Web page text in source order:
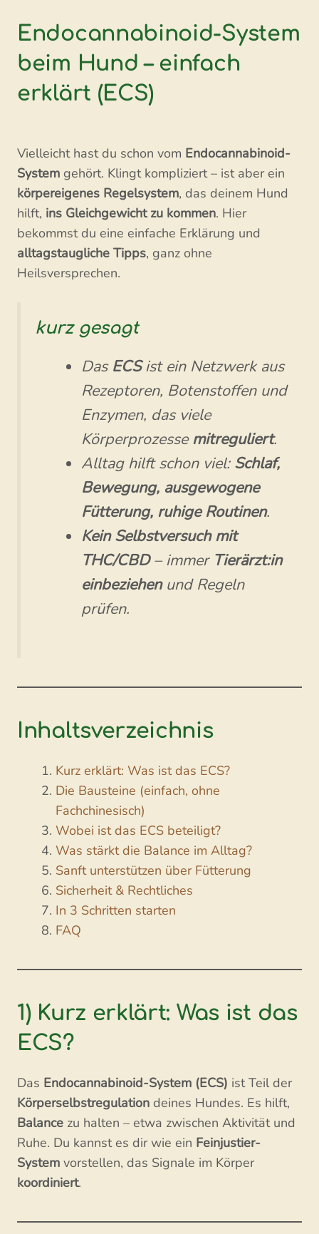
Endocannabinoid-System
beim Hund – einfach
erklärt (ECS)
Vielleicht hast du schon vom Endocannabinoid-
System gehört. Klingt kompliziert – ist aber ein
körpereigenes Regelsystem, das deinem Hund
hilft, ins Gleichgewicht zu kommen. Hier
bekommst du eine einfache Erklärung und
alltagstaugliche Tipps, ganz ohne
Heilsversprechen.
kurz gesagt
Das ECSist ein Netzwerk aus
Rezeptoren, Botenstoffen und
Enzymen, das viele
Körperprozesse mitreguliert.
Alltag hilft schon viel: Schlaf,
Bewegung, ausgewogene
Fütterung, ruhige Routinen.
Kein Selbstversuch mit
THC/CBD– immer Tierärzt:in
einbeziehenund Regeln
prüfen.
Inhaltsverzeichnis
Kurz erklärt: Was ist das ECS?
Die Bausteine (einfach, ohne
Fachchinesisch)
Wobei ist das ECS beteiligt?
Was stärkt die Balance im Alltag?
Sanft unterstützen über Fütterung
Sicherheit & Rechtliches
In 3 Schritten starten
FAQ
1) Kurz erklärt: Was ist das
ECS?
Das Endocannabinoid-System (ECS) ist Teil der
Körperselbstregulation deines Hundes. Es hilft,
Balance zu halten – etwa zwischen Aktivität und
Ruhe. Du kannst es dir wie ein Feinjustier-
System vorstellen, das Signale im Körper
koordiniert.